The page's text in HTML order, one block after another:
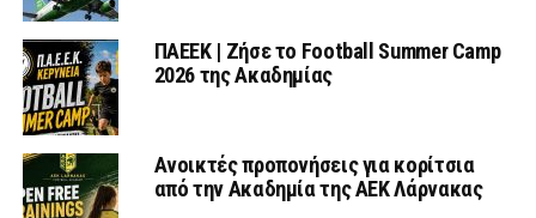
ΠΑΕΕΚ | Ζήσε το Football Summer Camp
2026 της Ακαδημίας
Ανοικτές προπονήσεις για κορίτσια
από την Ακαδημία της ΑΕΚ Λάρνακας